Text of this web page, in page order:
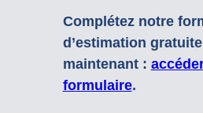
Complétez notre
d’estimation
maintenant :
formulaire.